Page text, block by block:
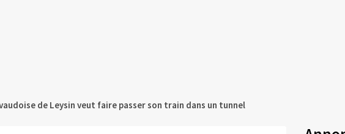
de Leysin veut faire passer son train dans un tunnel